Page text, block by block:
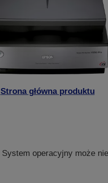
Strona główna produktu
System operacyjny może